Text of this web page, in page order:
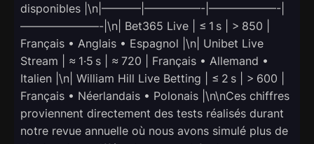
disponibles |\n|———–|—————-|——————-|
———————-|\n| Bet365 Live | ≤ 1 s | > 850 |
Français • Anglais • Espagnol |\n| Unibet Live
Stream | ≈ 1·5 s | ≈ 720 | Français • Allemand •
Italien |\n| William Hill Live Betting | ≤ 2 s | > 600 |
Français • Néerlandais • Polonais |\n\nCes chiffres
proviennent directement des tests réalisés durant
notre revue annuelle où nous avons simulé plus de